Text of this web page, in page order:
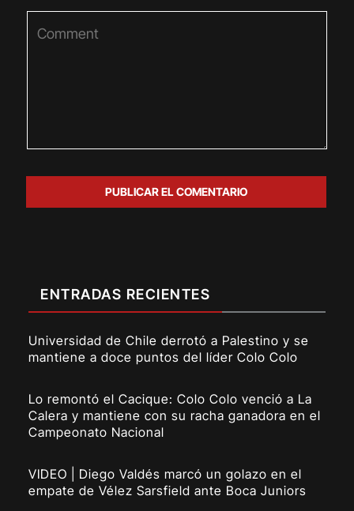
ENTRADAS RECIENTES
Universidad de Chile derrotó a Palestino y se
mantiene a doce puntos del líder Colo Colo
Lo remontó el Cacique: Colo Colo venció a La
Calera y mantiene con su racha ganadora en el
Campeonato Nacional
VIDEO | Diego Valdés marcó un golazo en el
empate de Vélez Sarsfield ante Boca Juniors